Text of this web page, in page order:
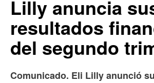
Lilly anuncia
resultados
del segundo
Comunicado. Eli Lilly anunció